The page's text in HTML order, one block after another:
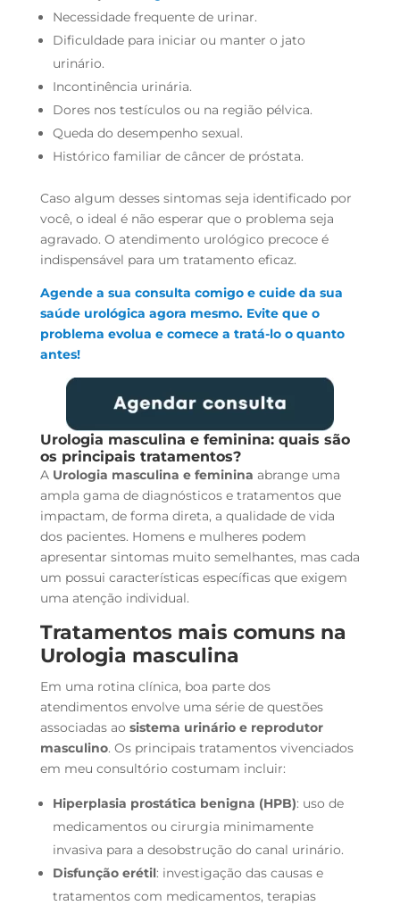
Necessidade frequente de urinar.
Dificuldade para iniciar ou manter o jato
urinário.
Incontinência urinária.
Dores nos testículos ou na região pélvica.
Queda do desempenho sexual.
Histórico familiar de câncer de próstata.
Caso algum desses sintomas seja identificado por
você, o ideal é não esperar que o problema seja
agravado. O atendimento urológico precoce é
indispensável para um tratamento eficaz.
Agende a sua consulta comigo e cuide da sua
saúde urológica agora mesmo. Evite que o
problema evolua e comece a tratá-lo o quanto
antes!
Urologia masculina e feminina: quais são
os principais tratamentos?
A Urologia masculina e feminina abrange uma
ampla gama de diagnósticos e tratamentos que
impactam, de forma direta, a qualidade de vida
dos pacientes. Homens e mulheres podem
apresentar sintomas muito semelhantes, mas cada
um possui características específicas que exigem
uma atenção individual.
Tratamentos mais comuns na
Urologia masculina
Em uma rotina clínica, boa parte dos
atendimentos envolve uma série de questões
associadas ao sistema urinário e reprodutor
masculino. Os principais tratamentos vivenciados
em meu consultório costumam incluir:
Hiperplasia prostática benigna (HPB): uso de
medicamentos ou cirurgia minimamente
invasiva para a desobstrução do canal urinário.
Disfunção erétil: investigação das causas e
tratamentos com medicamentos, terapias